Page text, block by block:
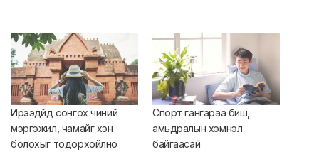
Ирээдүйд сонгох чиний
мэргэжил, чамайг хэн
болохыг тодорхойлно
Спорт гангараа биш,
амьдралын хэмнэл
байгаасай